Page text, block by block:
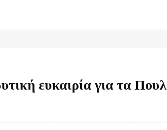
ευκαιρία για τα